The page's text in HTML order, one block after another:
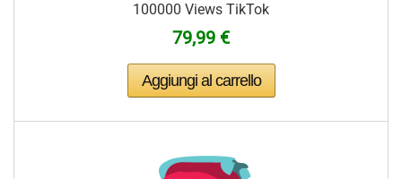
100000 Views TikTok
79,99 €